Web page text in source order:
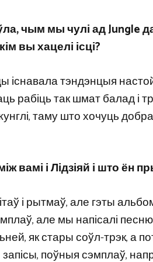
чым мы чулі ад Jungle
вы хацелі ісці?
існавала тэндэнцыя
рабіць так шмат балад і
таму што хочуць
і Лідзіяй і што ён
і рытмаў, але гэты
але мы напісалі
як стары соўл-трэк, а
поўныя сэмплаў,